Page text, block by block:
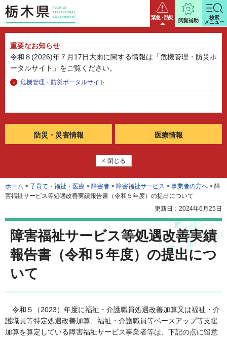
栃木県 緊急・防災
重要なお知らせ
令和８(2026)年７月17日大雨に関する情報は「危機管理・防災ポ
ータルサイト」をご覧ください。
危機管理・防災ポータルサイト
防災・ 災害情報 医療情報
閉じる
閲覧補助
検索
メニュー
ホーム > 子育て・福祉・医療 > 障害者 > 障害福祉サービス > 事業者の方へ > 障
害福祉サービス等処遇改善実績報告書（令和５年度）の提出について
更新日：2024年6月25日
障害福祉サービス等処遇改善実績
報告書（令和５年度）の提出につ
いて
令和５（2023）年度に福祉・介護職員処遇改善加算又は福祉・介
護職員等特定処遇改善加算、福祉・介護職員等ベースアップ等支援
加算を算定している障害福祉サービス事業者等は、下記の点に留意